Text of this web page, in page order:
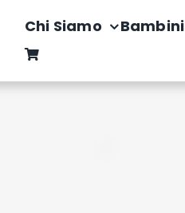
Chi Siamo Bambini